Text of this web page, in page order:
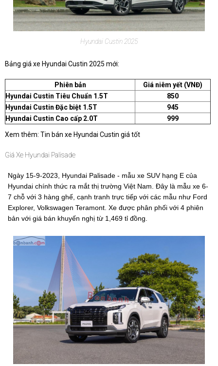
Hyundai Custin 2025
Bảng giá xe Hyundai Custin 2025 mới:
Phiên bản
Giá niêm yết (VNĐ)
Hyundai Custin Tiêu Chuẩn 1.5T
850
Hyundai Custin Đặc biệt 1.5T
945
Hyundai Custin Cao cấp 2.0T
999
Xem thêm: Tin bán xe Hyundai Custin giá tốt
Giá Xe Hyundai Palisade
Ngày 15-9-2023, Hyundai Palisade - mẫu xe SUV hạng E của
Hyundai chính thức ra mắt thị trường Việt Nam. Đây là mẫu xe 6-
7 chỗ với 3 hàng ghế, cạnh tranh trực tiếp với các mẫu như Ford
Explorer, Volkswagen Teramont. Xe được phân phối với 4 phiên
bản với giá bán khuyến nghị từ 1,469 tỉ đồng.